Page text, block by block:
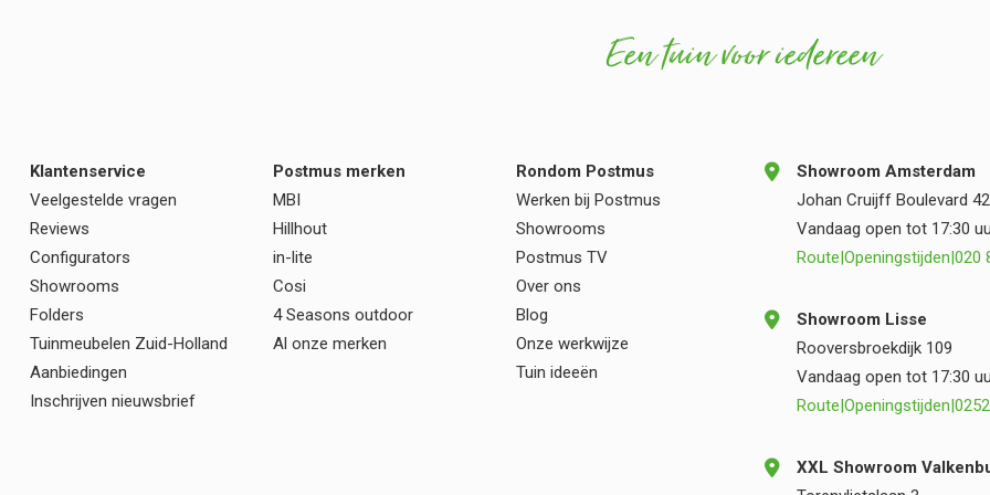
vakmanschap en oog voor detail zijn duidelijk
zichtbaar in het eindresultaat. Wij zijn zeer blij
aanbevelen aan iedereen die op zoek is naar
kwaliteit, deskundigheid en een prettige
Een tuin voor iedereen
Klantenservice
Veelgestelde vragen
Reviews
Configurators
Showrooms
Folders
Tuinmeubelen Zuid-Holland
Aanbiedingen
Inschrijven nieuwsbrief
Postmus merken
MBI
Hillhout
in-lite
Cosi
4 Seasons outdoor
Al onze merken
Rondom Postmus
Werken bij Postmus
Showrooms
Postmus TV
Over ons
Blog
Onze werkwijze
Tuin ideeën
Showroom Amsterdam
Johan Cruijff Boulevard 42
Vandaag open tot 17:30
Route|Openingstijden|020
Showroom Lisse
Rooversbroekdijk 109
Vandaag open tot 17:30
Route|Openingstijden|
XXL Showroom